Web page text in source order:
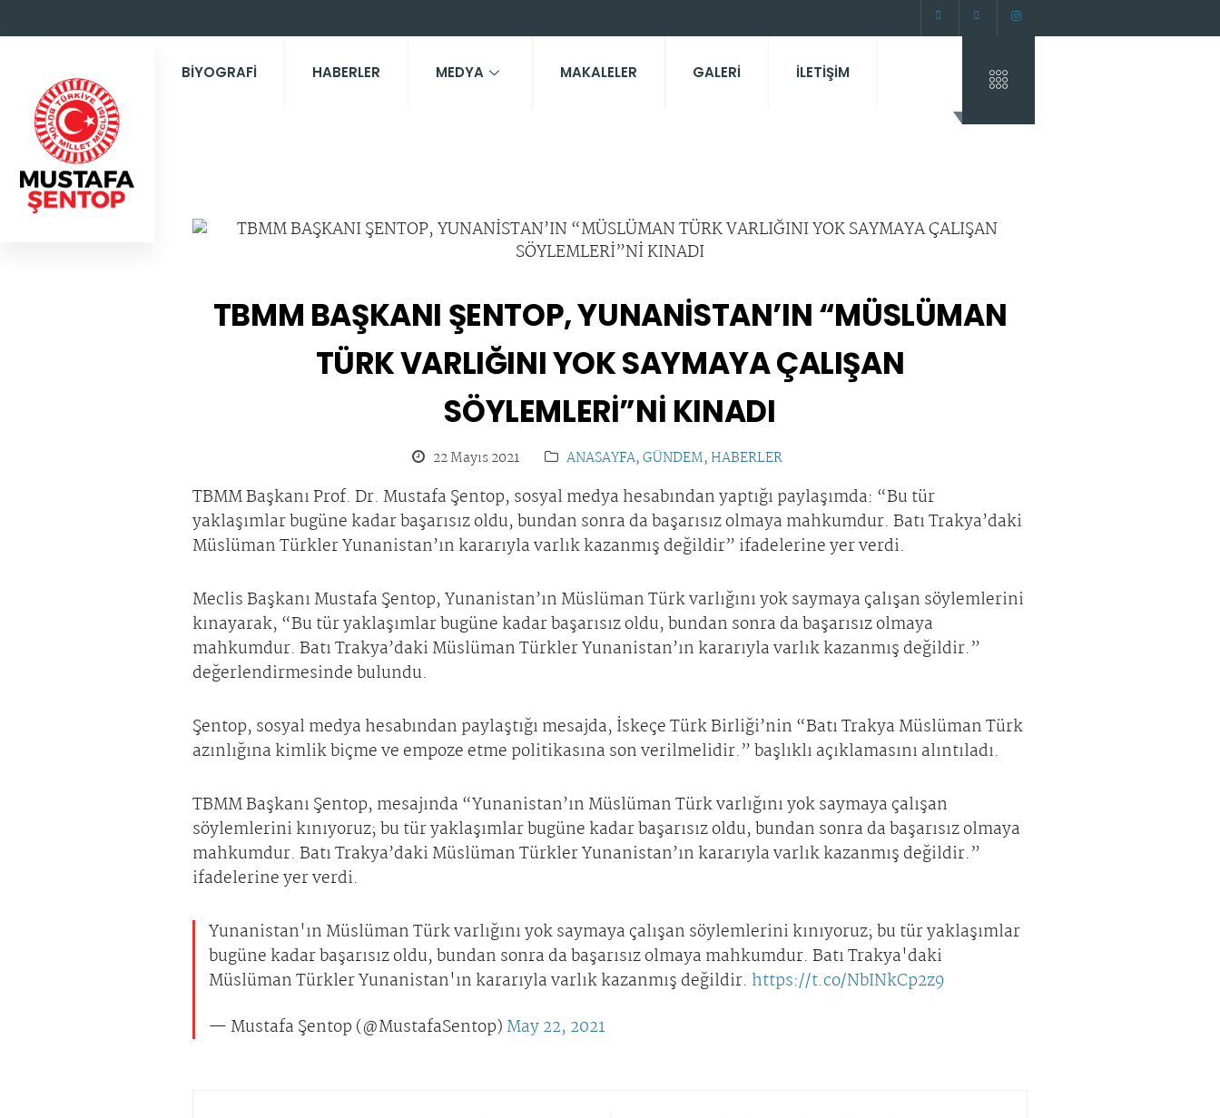
BİYOGRAFİ HABERLER MEDYA MAKALELER GALERİ İLETİŞİM
TBMM BAŞKANI ŞENTOP, YUNANİSTAN’IN “MÜSLÜMAN
TÜRK VARLIĞINI YOK SAYMAYA ÇALIŞAN
SÖYLEMLERİ”Nİ KINADI
22 Mayıs 2021 ANASAYFA,GÜNDEM,HABERLER
TBMM Başkanı Prof. Dr. Mustafa Şentop, sosyal medya hesabından yaptığı paylaşımda: “Bu tür
yaklaşımlar bugüne kadar başarısız oldu, bundan sonra da başarısız olmaya mahkumdur. Batı Trakya’daki
Müslüman Türkler Yunanistan’ın kararıyla varlık kazanmış değildir” ifadelerine yer verdi.
Meclis Başkanı Mustafa Şentop, Yunanistan’ın Müslüman Türk varlığını yok saymaya çalışan söylemlerini
kınayarak, “Bu tür yaklaşımlar bugüne kadar başarısız oldu, bundan sonra da başarısız olmaya
mahkumdur. Batı Trakya’daki Müslüman Türkler Yunanistan’ın kararıyla varlık kazanmış değildir.”
değerlendirmesinde bulundu.
Şentop, sosyal medya hesabından paylaştığı mesajda, İskeçe Türk Birliği’nin “Batı Trakya Müslüman Türk
azınlığına kimlik biçme ve empoze etme politikasına son verilmelidir.” başlıklı açıklamasını alıntıladı.
TBMM Başkanı Şentop, mesajında “Yunanistan’ın Müslüman Türk varlığını yok saymaya çalışan
söylemlerini kınıyoruz; bu tür yaklaşımlar bugüne kadar başarısız oldu, bundan sonra da başarısız olmaya
mahkumdur. Batı Trakya’daki Müslüman Türkler Yunanistan’ın kararıyla varlık kazanmış değildir.”
ifadelerine yer verdi.
Yunanistan'ın Müslüman Türk varlığını yok saymaya çalışan söylemlerini kınıyoruz; bu tür yaklaşımlar
bugüne kadar başarısız oldu, bundan sonra da başarısız olmaya mahkumdur. Batı Trakya'daki
Müslüman Türkler Yunanistan'ın kararıyla varlık kazanmış değildir. https://t.co/NbINkCp2z9
— Mustafa Şentop (@MustafaSentop)May 22, 2021